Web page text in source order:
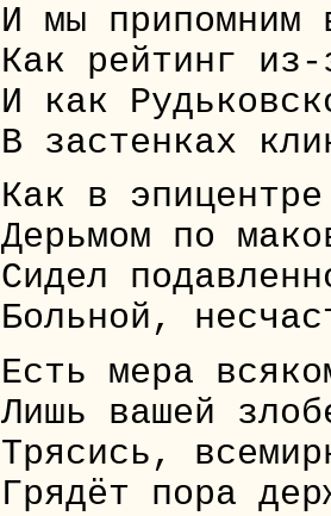
И мы припомним
Как рейтинг
И как
В застенках
Как в
Дерьмом по
Сидел
Больной,
Есть мера
Лишь вашей
Трясись,
Грядёт пора